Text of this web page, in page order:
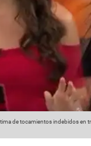
de tocamientos indebidos en